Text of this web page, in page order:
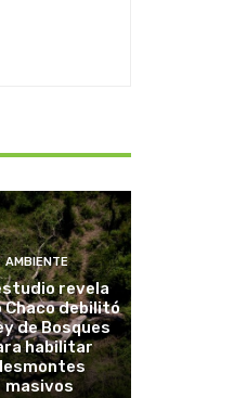
AMBIENTE
revela
Chaco debilitó
de Bosques
habilitar
masivos